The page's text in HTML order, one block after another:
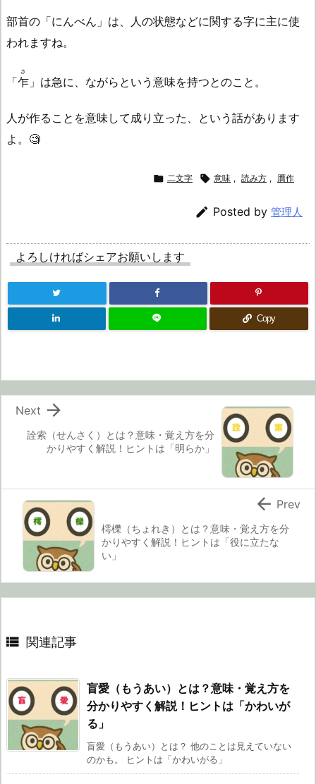
部首の「にんべん」は、人の状態などに関する字に主に使
われますね。
「乍
さ
」は急に、ながらという意味を持つとのこと。
人が作ることを意味して成り立った、という話があります
よ。🧐
 二文字  意味 , 読み方 , 贋作
 Posted by 管理人
よろしければシェアお願いします
Copy
詮索（せんさく）とは？意味・覚え方を分
かりやすく解説！ヒントは「明らか」

Next
樗櫟（ちょれき）とは？意味・覚え方を分
かりやすく解説！ヒントは「役に立たな
い」
 Prev
 関連記事
盲愛（もうあい）とは？意味・覚え方を
分かりやすく解説！ヒントは「かわいが
る」
盲愛（もうあい）とは？ 他のことは見えていない
のかも。 ヒントは「かわいがる」